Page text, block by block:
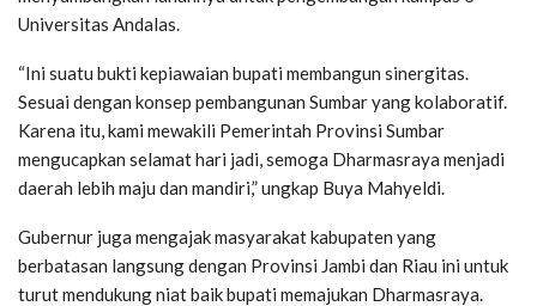
Universitas Andalas.
“Ini suatu bukti kepiawaian bupati membangun sinergitas.
Sesuai dengan konsep pembangunan Sumbar yang kolaboratif.
Karena itu, kami mewakili Pemerintah Provinsi Sumbar
mengucapkan selamat hari jadi, semoga Dharmasraya menjadi
daerah lebih maju dan mandiri,” ungkap Buya Mahyeldi.
Gubernur juga mengajak masyarakat kabupaten yang
berbatasan langsung dengan Provinsi Jambi dan Riau ini untuk
turut mendukung niat baik bupati memajukan Dharmasraya.